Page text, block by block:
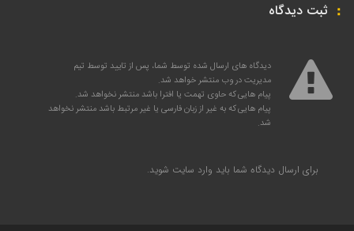
ثبت دیدگاه
دیدگاه های ارسال شده توسط شما، پس از تایید توسط تیم
مدیریت در وب منتشر خواهد شد.
پیام هایی که حاوی تهمت یا افترا باشد منتشر نخواهد شد.
پیام هایی که به غیر از زبان فارسی یا غیر مرتبط باشد منتشر نخواهد
شد.
برای ارسال دیدگاه شما باید وارد سایت شوید.